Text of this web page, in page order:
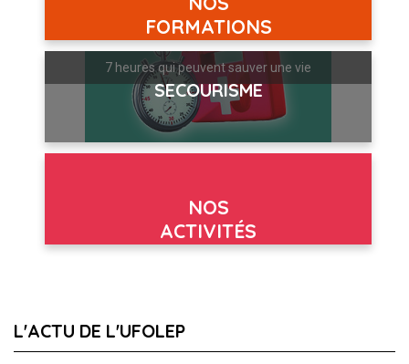
FORMATIONS
SECOURISME
7 heures qui peuvent sauver une vie
NOS
ACTIVITÉS
L'ACTU DE L'UFOLEP